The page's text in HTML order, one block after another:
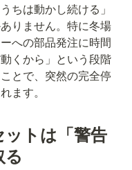
ちは動かし続ける」
りません。特に冬場
への部品発注に時間
くから」という段階
とで、突然の完全停
ます。
トは「警告